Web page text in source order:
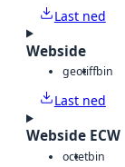
Last ned
Webside
geotiffbin
Last ned
Webside ECW
octetbin